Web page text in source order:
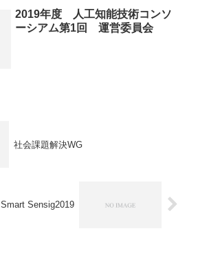
2019年度 人工知能技術コンソ
ーシアム第1回 運営委員会
社会課題解決WG
Smart Sensig2019